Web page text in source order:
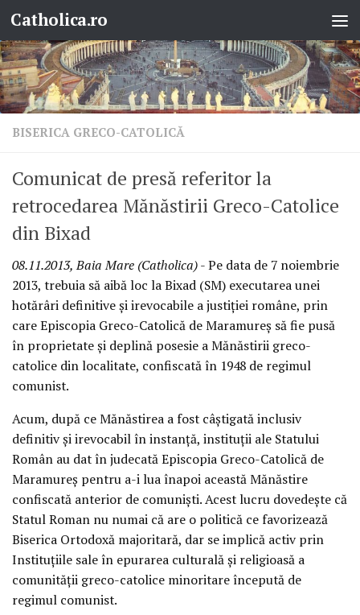
Skip to content
Catholica.ro
BISERICA GRECO-CATOLICĂ
Comunicat de presă referitor la
retrocedarea Mănăstirii Greco-Catolice
din Bixad
08.11.2013, Baia Mare (Catholica)- Pe data de 7 noiembrie
2013, trebuia să aibă loc la Bixad (SM) executarea unei
hotărâri definitive şi irevocabile a justiţiei române, prin
care Episcopia Greco-Catolică de Maramureş să fie pusă
în proprietate şi deplină posesie a Mănăstirii greco-
catolice din localitate, confiscată în 1948 de regimul
comunist.
Acum, după ce Mănăstirea a fost câştigată inclusiv
definitiv şi irevocabil în instanţă, instituţii ale Statului
Român au dat în judecată Episcopia Greco-Catolică de
Maramureş pentru a-i lua înapoi această Mănăstire
confiscată anterior de comunişti. Acest lucru dovedeşte că
Statul Roman nu numai că are o politică ce favorizează
Biserica Ortodoxă majoritară, dar se implică activ prin
Instituţiile sale în epurarea culturală şi religioasă a
comunităţii greco-catolice minoritare începută de
regimul comunist.